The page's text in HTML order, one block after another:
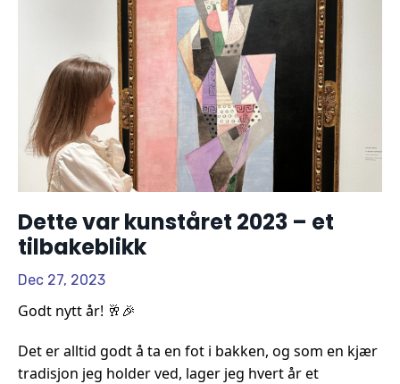
Dette var kunståret 2023 – et
tilbakeblikk
Dec 27, 2023
Godt nytt år! 🥂 🎉
Det er alltid godt å ta en fot i bakken, og som en kjær
tradisjon jeg holder ved, lager jeg hvert år et